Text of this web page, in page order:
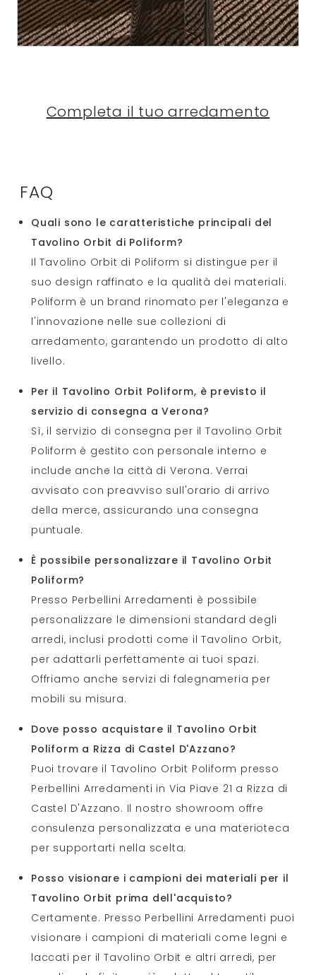
Completa il tuo arredamento
FAQ
Quali sono le caratteristiche principali del
Tavolino Orbit di Poliform?
Il Tavolino Orbit di Poliform si distingue per il
suo design raffinato e la qualità dei materiali.
Poliform è un brand rinomato per l'eleganza e
l'innovazione nelle sue collezioni di
arredamento, garantendo un prodotto di alto
livello.
Per il Tavolino Orbit Poliform, è previsto il
servizio di consegna a Verona?
Sì, il servizio di consegna per il Tavolino Orbit
Poliform è gestito con personale interno e
include anche la città di Verona. Verrai
avvisato con preavviso sull'orario di arrivo
della merce, assicurando una consegna
puntuale.
È possibile personalizzare il Tavolino Orbit
Poliform?
Presso Perbellini Arredamenti è possibile
personalizzare le dimensioni standard degli
arredi, inclusi prodotti come il Tavolino Orbit,
per adattarli perfettamente ai tuoi spazi.
Offriamo anche servizi di falegnameria per
mobili su misura.
Dove posso acquistare il Tavolino Orbit
Poliform a Rizza di Castel D'Azzano?
Puoi trovare il Tavolino Orbit Poliform presso
Perbellini Arredamenti in Via Piave 21 a Rizza di
Castel D'Azzano. Il nostro showroom offre
consulenza personalizzata e una materioteca
per supportarti nella scelta.
Posso visionare i campioni dei materiali per il
Tavolino Orbit prima dell'acquisto?
Certamente. Presso Perbellini Arredamenti puoi
visionare i campioni di materiali come legni e
laccati per il Tavolino Orbit e altri arredi, per